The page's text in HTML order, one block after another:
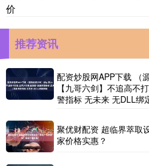
价
推荐资讯
配资炒股网APP下载 （
【九哥六剑】不追高不
警指标 无未来 无DLL绑
聚优财配资 超临界萃取
家价格实惠？